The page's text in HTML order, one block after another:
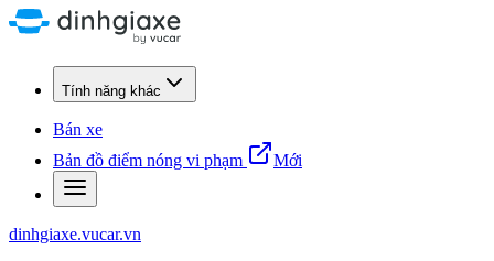
Tính năng khác
Bán xe
Bản đồ điểm nóng vi phạm
Mới
dinhgiaxe.vucar.vn